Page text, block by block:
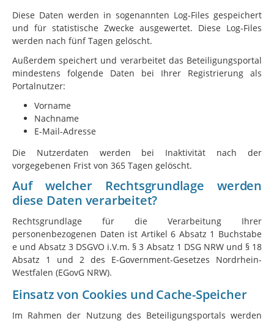
Diese Daten werden in sogenannten Log-Files gespeichert
und für statistische Zwecke ausgewertet. Diese Log-Files
werden nach fünf Tagen gelöscht.
Außerdem speichert und verarbeitet das Beteiligungsportal
mindestens folgende Daten bei Ihrer Registrierung als
Portalnutzer:
Vorname
Nachname
E-Mail-Adresse
Die Nutzerdaten werden bei Inaktivität nach der
vorgegebenen Frist von 365 Tagen gelöscht.
Auf welcher Rechtsgrundlage werden
diese Daten verarbeitet?
Rechtsgrundlage für die Verarbeitung Ihrer
personenbezogenen Daten ist Artikel 6 Absatz 1 Buchstabe
e und Absatz 3 DSGVO i.V.m. § 3 Absatz 1 DSG NRW und § 18
Absatz 1 und 2 des E-Government-Gesetzes Nordrhein-
Westfalen (EGovG NRW).
Einsatz von Cookies und Cache-Speicher
Im Rahmen der Nutzung des Beteiligungsportals werden